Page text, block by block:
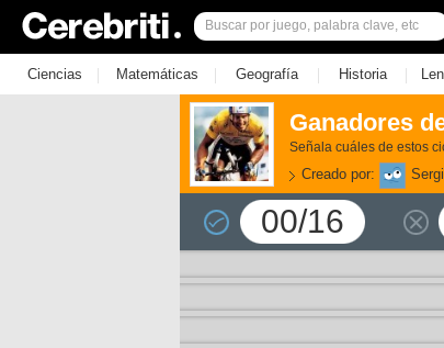
Ciencias | Matemáticas | Geografía | Historia |
Ganadores
Señala cuáles de estos
Creado por:
00/16